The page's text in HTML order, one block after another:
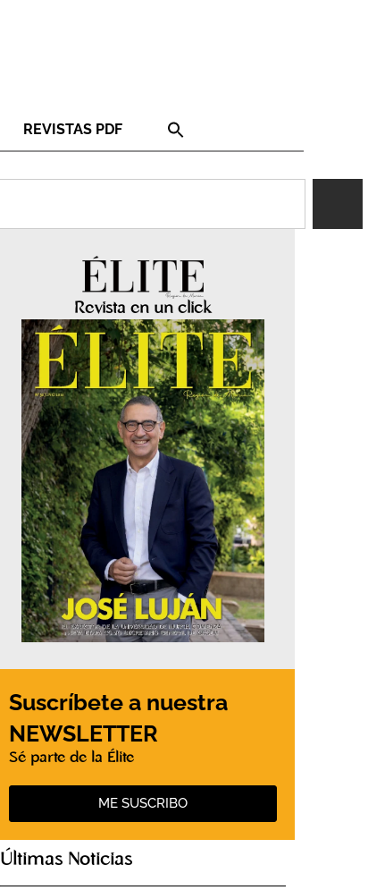
REVISTAS PDF
Revista en un click
Suscríbete a nuestra
NEWSLETTER
Sé parte de la Élite
ME SUSCRIBO
Últimas Noticias